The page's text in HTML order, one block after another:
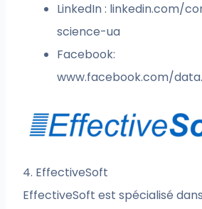
LinkedIn : linkedin.com/
science-ua
Facebook:
www.facebook.com/
4. EffectiveSoft
EffectiveSoft est spécialisé